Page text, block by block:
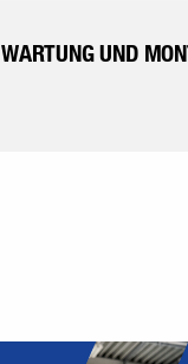
WARTUNG UND